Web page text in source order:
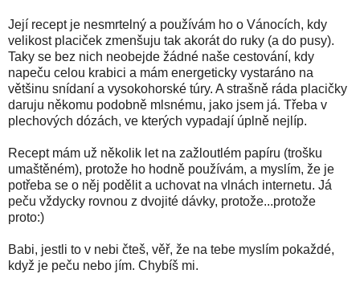
Její recept je nesmrtelný a používám ho o Vánocích, kdy
velikost placiček zmenšuju tak akorát do ruky (a do pusy).
Taky se bez nich neobejde žádné naše cestování, kdy
napeču celou krabici a mám energeticky vystaráno na
většinu snídaní a vysokohorské túry. A strašně ráda placičky
daruju někomu podobně mlsnému, jako jsem já. Třeba v
plechových dózách, ve kterých vypadají úplně nejlíp.
Recept mám už několik let na zažloutlém papíru (trošku
umaštěném), protože ho hodně používám, a myslím, že je
potřeba se o něj podělit a uchovat na vlnách internetu. Já
peču vždycky rovnou z dvojité dávky, protože...protože
proto:)
Babi, jestli to v nebi čteš, věř, že na tebe myslím pokaždé,
když je peču nebo jím. Chybíš mi.